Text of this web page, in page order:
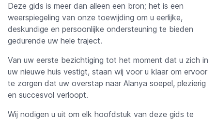
Deze gids is meer dan alleen een bron; het is een
weerspiegeling van onze toewijding om u eerlijke,
deskundige en persoonlijke ondersteuning te bieden
gedurende uw hele traject.
Van uw eerste bezichtiging tot het moment dat u zich in
uw nieuwe huis vestigt, staan wij voor u klaar om ervoor
te zorgen dat uw overstap naar Alanya soepel, plezierig
en succesvol verloopt.
Wij nodigen u uit om elk hoofdstuk van deze gids te